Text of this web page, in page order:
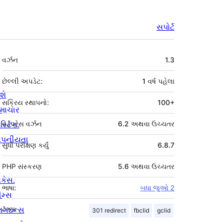
સપોર્ટ
મેટા
વર્ઝન 1.3
છેલ્લી અપડેટ: 1 વર્ષપહેલા
સક્રિય સ્થાપનો: 100+
વર્ડપ્રેસ વર્ઝન 6.2 અથવા ઉચ્ચતર
6.8.7
સુધી પરીક્ષણ કર્યું
PHP સંસ્કરણ 5.6 અથવા ઉચ્ચતર
ભાષા: બધા જુઓ 2
ટૅગ્સ: 301 redirect fbclid gclid